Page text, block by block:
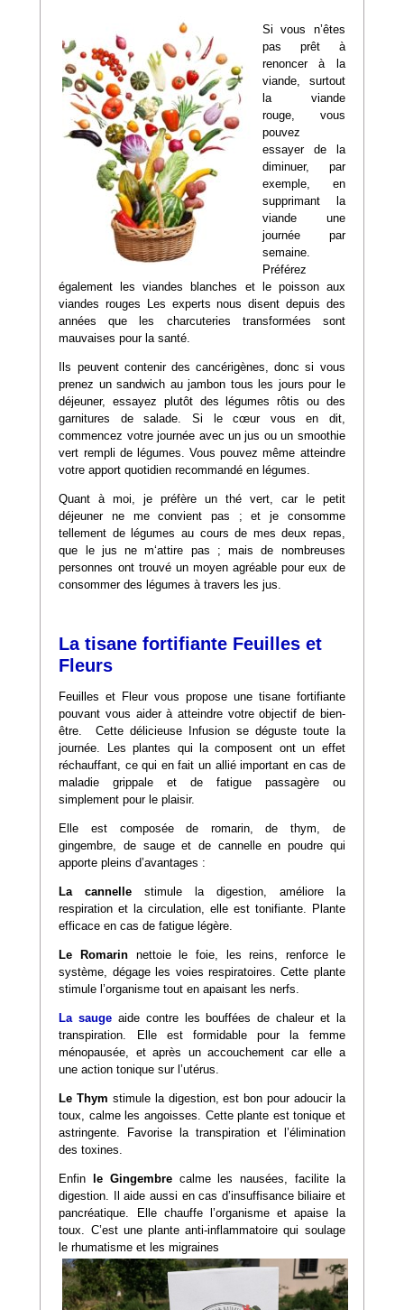
Si vous n’êtes
pas prêt à
renoncer à la
viande, surtout
la viande
rouge, vous
pouvez
essayer de la
diminuer, par
exemple, en
supprimant la
viande une
journée par
semaine.
Préférez
également les viandes blanches et le poisson aux
viandes rouges Les experts nous disent depuis des
années que les charcuteries transformées sont
mauvaises pour la santé.
Ils peuvent contenir des cancérigènes, donc si vous
prenez un sandwich au jambon tous les jours pour le
déjeuner, essayez plutôt des légumes rôtis ou des
garnitures de salade. Si le cœur vous en dit,
commencez votre journée avec un jus ou un smoothie
vert rempli de légumes. Vous pouvez même atteindre
votre apport quotidien recommandé en légumes.
Quant à moi, je préfère un thé vert, car le petit
déjeuner ne me convient pas ; et je consomme
tellement de légumes au cours de mes deux repas,
que le jus ne m‘attire pas ; mais de nombreuses
personnes ont trouvé un moyen agréable pour eux de
consommer des légumes à travers les jus.
La tisane fortifiante Feuilles et
Fleurs
Feuilles et Fleur vous propose une tisane fortifiante
pouvant vous aider à atteindre votre objectif de bien-
être. Cette délicieuse Infusion se déguste toute la
journée. Les plantes qui la composent ont un effet
réchauffant, ce qui en fait un allié important en cas de
maladie grippale et de fatigue passagère ou
simplement pour le plaisir.
Elle est composée de romarin, de thym, de
gingembre, de sauge et de cannelle en poudre qui
apporte pleins d’avantages :
La cannelle stimule la digestion, améliore la
respiration et la circulation, elle est tonifiante. Plante
efficace en cas de fatigue légère.
Le Romarin nettoie le foie, les reins, renforce le
système, dégage les voies respiratoires. Cette plante
stimule l’organisme tout en apaisant les nerfs.
La sauge aide contre les bouffées de chaleur et la
transpiration. Elle est formidable pour la femme
ménopausée, et après un accouchement car elle a
une action tonique sur l’utérus.
Le Thym stimule la digestion, est bon pour adoucir la
toux, calme les angoisses. Cette plante est tonique et
astringente. Favorise la transpiration et l’élimination
des toxines.
Enfin le Gingembrecalme les nausées, facilite la
digestion. Il aide aussi en cas d’insuffisance biliaire et
pancréatique. Elle chauffe l’organisme et apaise la
toux. C’est une plante anti-inflammatoire qui soulage
le rhumatisme et les migraines